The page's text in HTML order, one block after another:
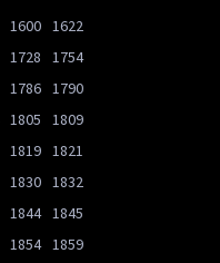
1600 1622
1728
1754
1786 1790
1805
1809
1819 1821
1830 1832
1844 1845
1854 1859